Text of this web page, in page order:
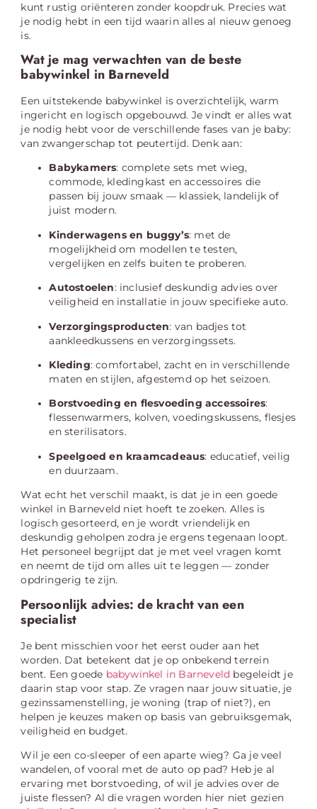
kunt rustig oriënteren zonder koopdruk. Precies wat
je nodig hebt in een tijd waarin alles al nieuw genoeg
is.
Wat je mag verwachten van de beste
babywinkel in Barneveld
Een uitstekende babywinkel is overzichtelijk, warm
ingericht en logisch opgebouwd. Je vindt er alles wat
je nodig hebt voor de verschillende fases van je baby:
van zwangerschap tot peutertijd. Denk aan:
Babykamers: complete sets met wieg,
commode, kledingkast en accessoires die
passen bij jouw smaak — klassiek, landelijk of
juist modern.
Kinderwagens en buggy’s: met de
mogelijkheid om modellen te testen,
vergelijken en zelfs buiten te proberen.
Autostoelen: inclusief deskundig advies over
veiligheid en installatie in jouw specifieke auto.
Verzorgingsproducten: van badjes tot
aankleedkussens en verzorgingssets.
Kleding: comfortabel, zacht en in verschillende
maten en stijlen, afgestemd op het seizoen.
Borstvoeding en flesvoeding accessoires:
flessenwarmers, kolven, voedingskussens, flesjes
en sterilisators.
Speelgoed en kraamcadeaus: educatief, veilig
en duurzaam.
Wat echt het verschil maakt, is dat je in een goede
winkel in Barneveld niet hoeft te zoeken. Alles is
logisch gesorteerd, en je wordt vriendelijk en
deskundig geholpen zodra je ergens tegenaan loopt.
Het personeel begrijpt dat je met veel vragen komt
en neemt de tijd om alles uit te leggen — zonder
opdringerig te zijn.
Persoonlijk advies: de kracht van een
specialist
Je bent misschien voor het eerst ouder aan het
worden. Dat betekent dat je op onbekend terrein
bent. Een goede babywinkel in Barneveld begeleidt je
daarin stap voor stap. Ze vragen naar jouw situatie, je
gezinssamenstelling, je woning (trap of niet?), en
helpen je keuzes maken op basis van gebruiksgemak,
veiligheid en budget.
Wil je een co-sleeper of een aparte wieg? Ga je veel
wandelen, of vooral met de auto op pad? Heb je al
ervaring met borstvoeding, of wil je advies over de
juiste flessen? Al die vragen worden hier niet gezien